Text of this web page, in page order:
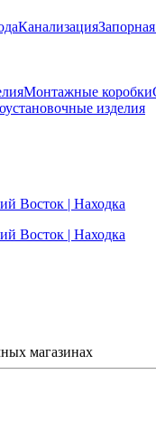
Канализация
Монтажные коробки
изделия
магазинах